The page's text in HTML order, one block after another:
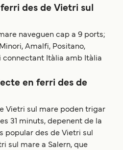
des de Vietri sul
naveguen cap a 9 ports;
Amalfi, Positano,
connectant Itàlia amb Itàlia
en ferri des de
Vietri sul mare poden trigar
31 minuts, depenent de la
popular des de Vietri sul
sul mare a Salern, que